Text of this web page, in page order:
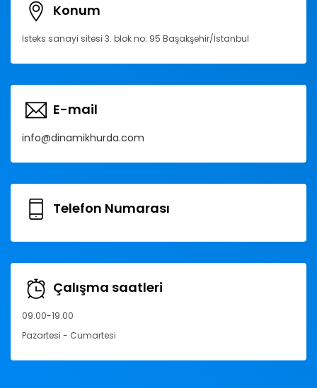
Konum
İsteks sanayi sitesi 3. blok no: 95 Başakşehir/İstanbul
E-mail
info@dinamikhurda.com
Telefon Numarası
Çalışma saatleri
09.00-19.00
Pazartesi - Cumartesi